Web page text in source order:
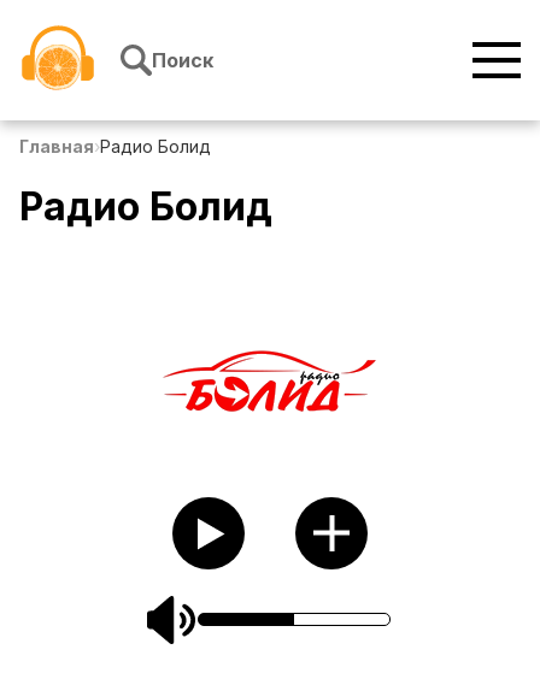
Поиск
Главная›Радио Болид
Радио Болид